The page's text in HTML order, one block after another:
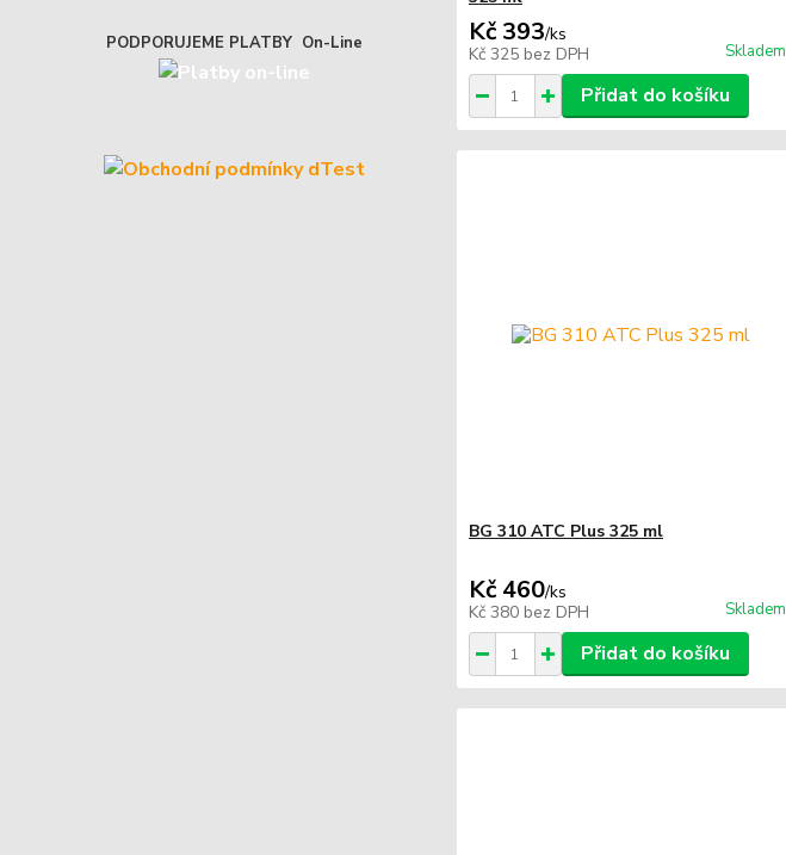
PODPORUJEME PLATBY On-Line Kč 393/ks
Kč 325 bez DPH Skladem
Přidat do košíku
BG 310 ATC Plus 325 ml
Kč 460/ks
Kč 380 bez DPH Skladem
Přidat do košíku